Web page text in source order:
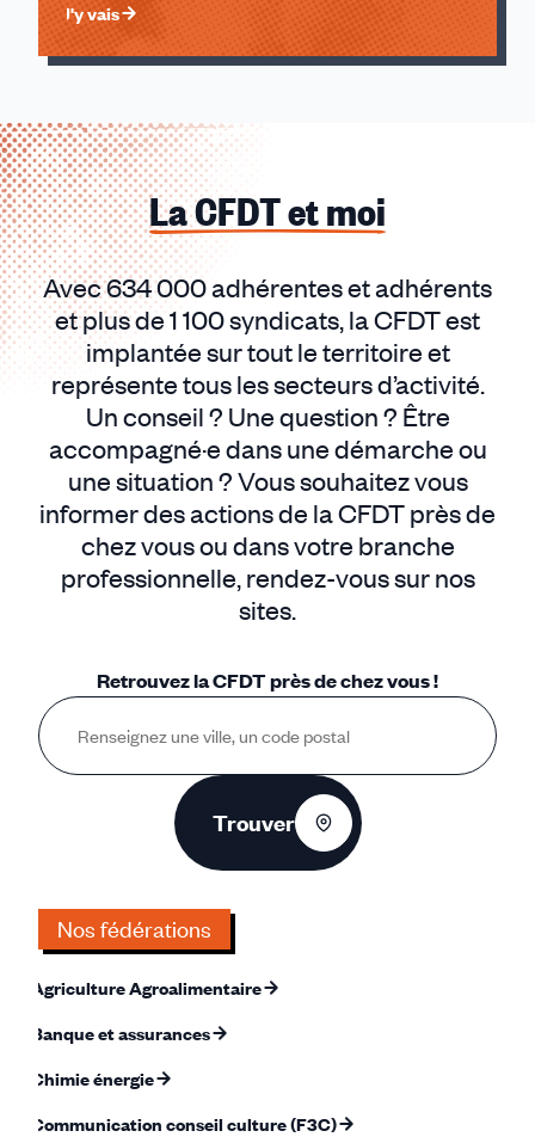
J'y vais
La CFDT et moi
Avec 634 000 adhérentes et adhérents
et plus de 1 100 syndicats, la CFDT est
implantée sur tout le territoire et
représente tous les secteurs d’activité.
Un conseil ? Une question ? Être
accompagné·e dans une démarche ou
une situation ? Vous souhaitez vous
informer des actions de la CFDT près de
chez vous ou dans votre branche
professionnelle, rendez-vous sur nos
sites.
Retrouvez la CFDT près de chez vous !
Trouver
Nos fédérations
Agriculture Agroalimentaire
Banque et assurances
Chimie énergie
Communication conseil culture (F3C)